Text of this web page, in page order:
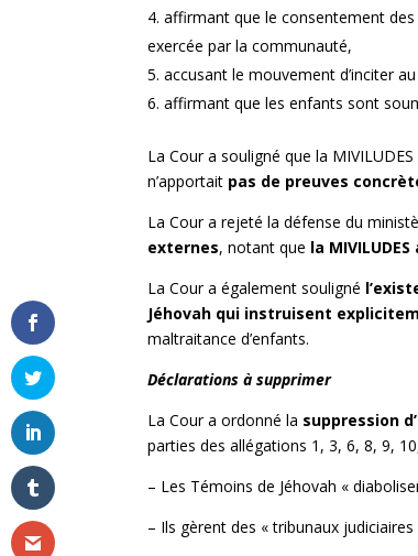
affirmant que le consentement
exercée par la communauté,
accusant le mouvement d’inciter
affirmant que les enfants sont
La Cour a souligné que la MIVILUDES
n’apportait pas de preuves
La Cour a rejeté la défense du
externes, notant que la
La Cour a également souligné
Jéhovah qui instruisent
maltraitance d’enfants.
Déclarations à supprimer
La Cour a ordonné la suppression
parties des allégations 1, 3, 6, 8, 9,
– Les Témoins de Jéhovah «
– Ils gèrent des « tribunaux